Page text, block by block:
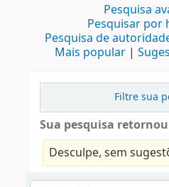
Pesquisa
Pesquisar por
Pesquisa de
Mais popular
Filtre sua
Sua pesquisa
Desculpe, sem